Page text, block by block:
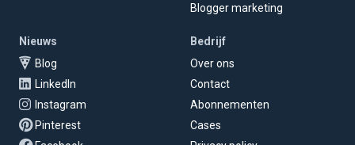
Blogger marketing
Nieuws
Blog
LinkedIn
Instagram
Pinterest
Bedrijf
Over ons
Contact
Abonnementen
Cases